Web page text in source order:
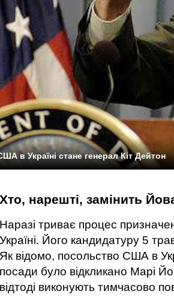
в Україні стане генерал Кіт Дейтон
Хто, нарешті, замінить
Наразі триває процес
Україні. Його кандидатуру 5
Як відомо, посольство США в
посади було відкликано Марі
відтоді виконують тимчасово